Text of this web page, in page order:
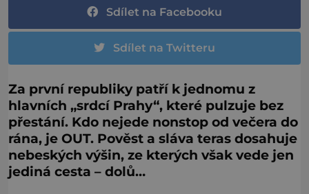
Sdílet na Facebooku
Sdílet na Twitteru
Za první republiky patří k jednomu z
hlavních „srdcí Prahy“, které pulzuje bez
přestání. Kdo nejede nonstop od večera do
rána, je OUT. Pověst a sláva teras dosahuje
nebeských výšin, ze kterých však vede jen
jediná cesta – dolů…